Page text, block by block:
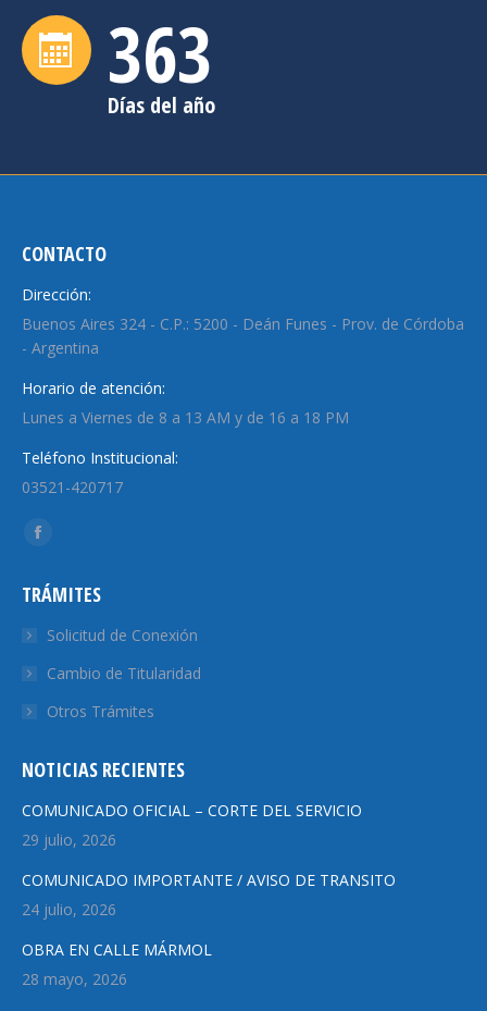
364
Días del año
CONTACTO
Dirección:
Buenos Aires 324 - C.P.: 5200 - Deán Funes - Prov. de Córdoba
- Argentina
Horario de atención:
Lunes a Viernes de 8 a 13 AM y de 16 a 18 PM
Teléfono Institucional:
03521-420717
Encuéntranos en:
Facebook
opens
in
window
TRÁMITES
Solicitud de Conexión
Cambio de Titularidad
Otros Trámites
NOTICIAS RECIENTES
COMUNICADO OFICIAL – CORTE DEL SERVICIO
29 julio, 2026
COMUNICADO IMPORTANTE / AVISO DE TRANSITO
24 julio, 2026
OBRA EN CALLE MÁRMOL
28 mayo, 2026